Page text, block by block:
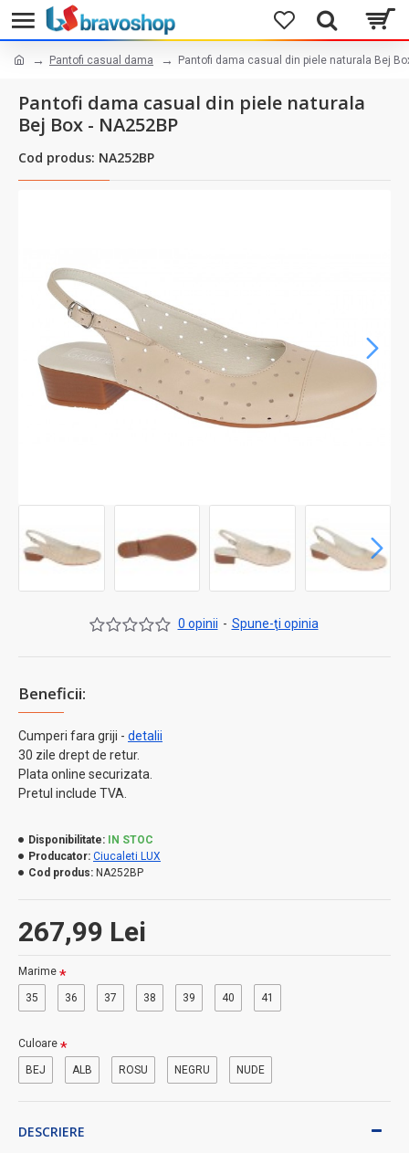
Pantofi casual dama Pantofi dama casual din piele naturala Bej
Pantofi dama casual din piele naturala
Bej Box - NA252BP
Cod produs: NA252BP
Beneficii:
Cumperi fara griji - detalii
30 zile drept de retur.
Plata online securizata.
Pretul include TVA.
0 opinii - Spune-ţi opinia
267,99 Lei
Disponibilitate: IN STOC
Producator: Ciucaleti LUX
Cod produs: NA252BP
Marime
35 36 37 38 39 40 41
Culoare
BEJ ALB ROSU NEGRU NUDE
DESCRIERE